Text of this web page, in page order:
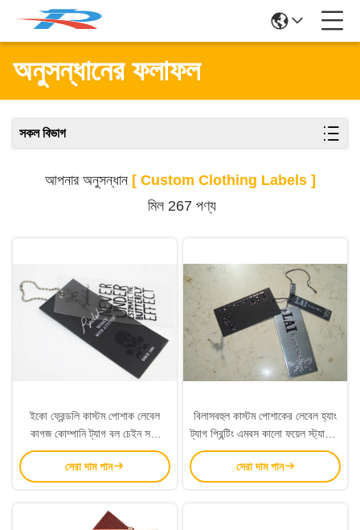
অনুসন্ধানের ফলাফল
সকল বিভাগ
আপনার অনুসন্ধান [ Custom Clothing Labels ]
মিল 267 পণ্য
ইকো ফ্রেন্ডলি কাস্টম পোশাক লেবেল
কাগজ কোম্পানি ট্যাগ বল চেইন সঙ্গে
পোশাক জন্য
সেরা দাম পান
বিলাসবহুল কাস্টম পোশাকের লেবেল হ্যাং
ট্যাগ প্রিন্টিং এমবস কালো ফয়েল স্ট্যাম্পিং
লোগো
সেরা দাম পান